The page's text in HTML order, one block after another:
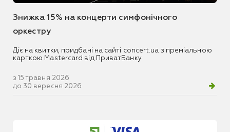
Знижка 15% на концерти симфонічного
оркестру
Діє на квитки, придбані на сайті concert.ua з преміальною
карткою Mastercard від ПриватБанку
з 15 травня 2026
до 30 вересня 2026